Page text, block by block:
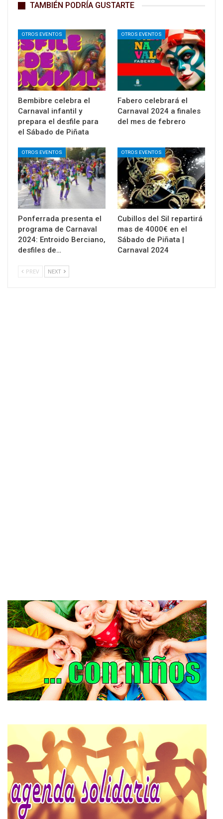
TAMBIÉN PODRÍA GUSTARTE
OTROS EVENTOS
Bembibre celebra el
Carnaval infantil y
prepara el desfile para
el Sábado de Piñata
OTROS EVENTOS
Fabero celebrará el
Carnaval 2024 a finales
del mes de febrero
OTROS EVENTOS
Ponferrada presenta el
programa de Carnaval
2024: Entroido Berciano,
desfiles de…
OTROS EVENTOS
Cubillos del Sil repartirá
mas de 4000€ en el
Sábado de Piñata |
Carnaval 2024
PREV NEXT